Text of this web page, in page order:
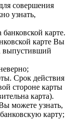
совершения
узнать,
карте.
карте Вы
выпустивший
Срок действия
стороне карты
карта).
можете узнать,
карту;